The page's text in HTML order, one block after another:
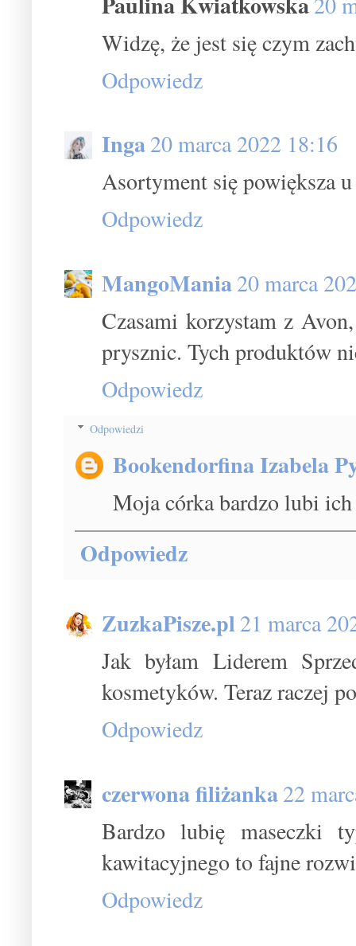
Widzę, że jest się czym
Odpowiedz
Inga20 marca 2022 18:16
Asortyment się powiększa
Odpowiedz
MangoMania20 marca
Czasami korzystam z
prysznic. Tych produktów
Odpowiedz
Odpowiedzi
Bookendorfina Izabela
Moja córka bardzo lubi
Odpowiedz
ZuzkaPisze.pl 21 marca
Jak byłam Liderem
kosmetyków. Teraz raczej
Odpowiedz
czerwona filiżanka22
Bardzo lubię maseczki
kawitacyjnego to fajne
Odpowiedz